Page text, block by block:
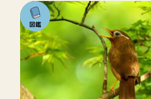
注目の
いきも
の